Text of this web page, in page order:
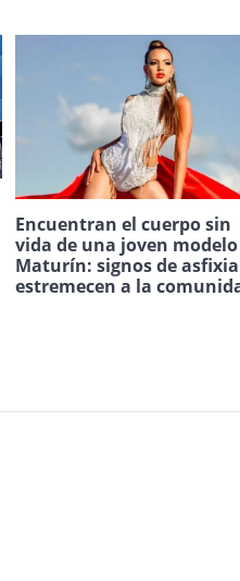
Encuentran el cuerpo sin
vida de una joven
Maturín: signos de asfixia
estremecen a la